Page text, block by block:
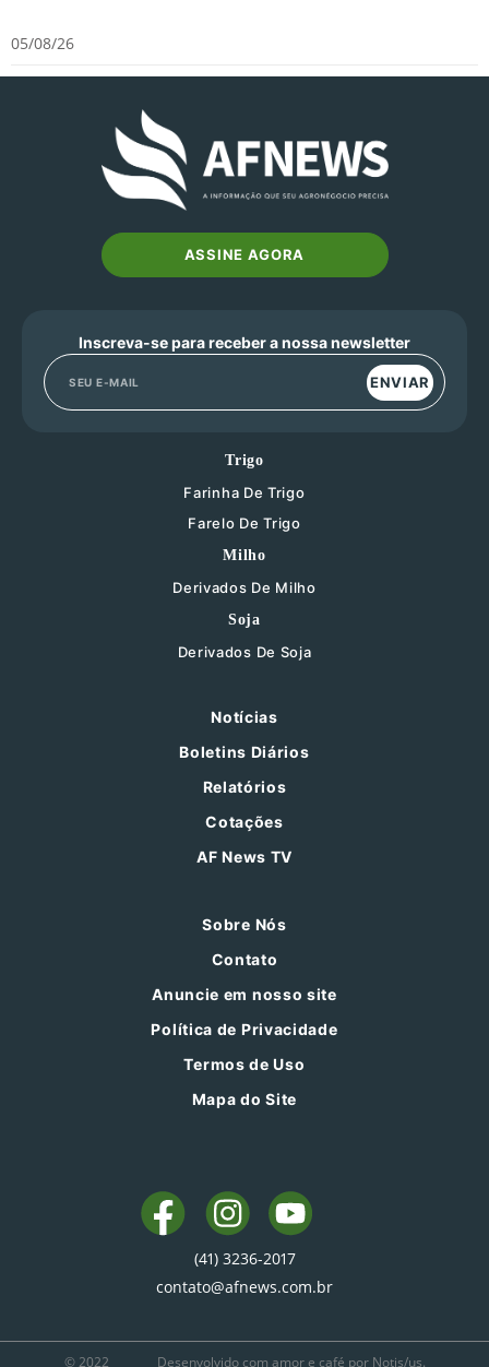
05/08/26
ASSINE AGORA
Inscreva-se para receber a nossa newsletter
ENVIAR
Trigo
Farinha De Trigo
Farelo De Trigo
Milho
Derivados De Milho
Soja
Derivados De Soja
Notícias
Boletins Diários
Relatórios
Cotações
AF News TV
Sobre Nós
Contato
Anuncie em nosso site
Política de Privacidade
Termos de Uso
Mapa do Site
(41) 3236-2017
contato@afnews.com.br
© 2022 Desenvolvido com amor e café por Notis/us.